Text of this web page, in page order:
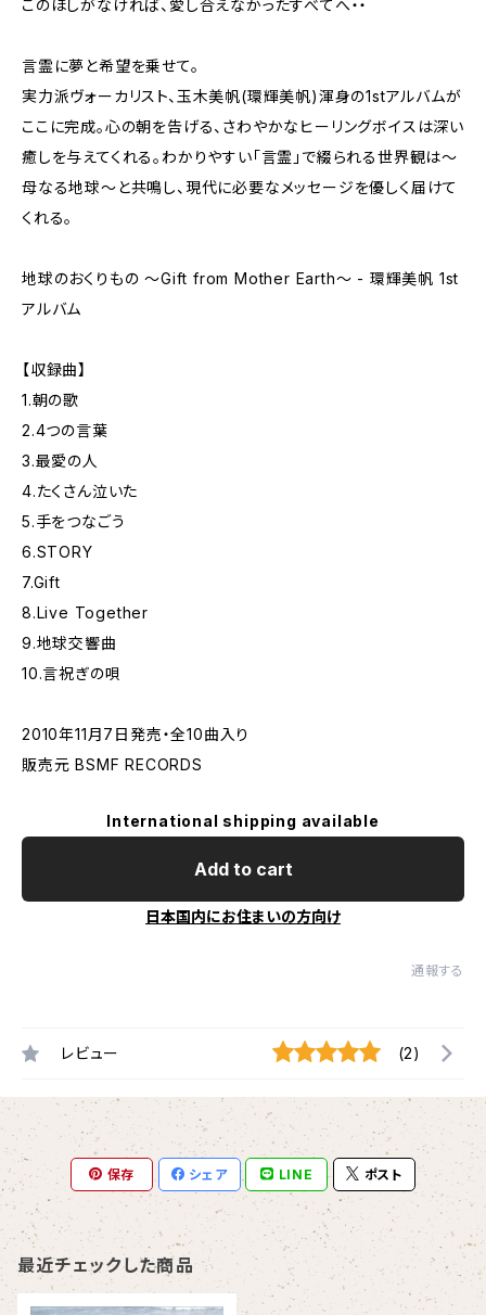
このほしがなければ、愛し合えなかったすべてへ・・
言霊に夢と希望を乗せて。
実力派ヴォーカリスト、玉木美帆(環輝美帆)渾身の1stアルバムが
ここに完成。心の朝を告げる、さわやかなヒーリングボイスは深い
癒しを与えてくれる。わかりやすい「言霊」で綴られる世界観は～
母なる地球～と共鳴し、現代に必要なメッセージを優しく届けて
くれる。
地球のおくりもの ～Gift from Mother Earth～ - 環輝美帆 1st
アルバム
【収録曲】
1.朝の歌
2.4つの言葉
3.最愛の人
4.たくさん泣いた
5.手をつなごう
6.STORY
7.Gift
8.Live Together
9.地球交響曲
10.言祝ぎの唄
2010年11月7日発売・全10曲入り
販売元 BSMF RECORDS
International shipping available
Add to cart
日本国内にお住まいの方向け
通報する
レビュー (2)
保存 シェア LINE ポスト
最近チェックした商品